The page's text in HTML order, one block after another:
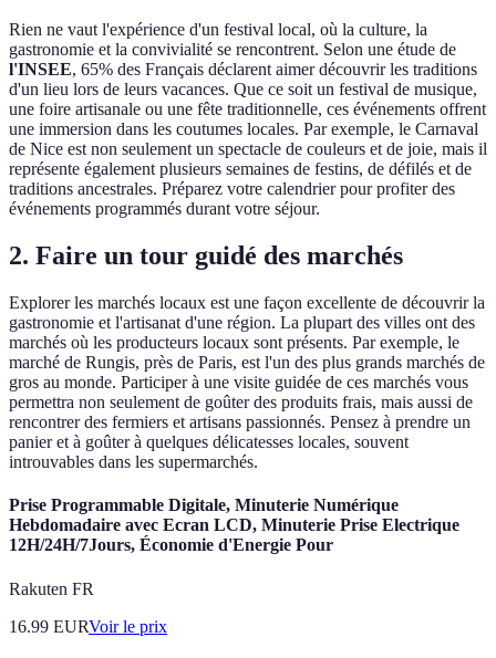
Rien ne vaut l'expérience d'un festival local, où la culture, la
gastronomie et la convivialité se rencontrent. Selon une étude de
l'INSEE, 65% des Français déclarent aimer découvrir les traditions
d'un lieu lors de leurs vacances. Que ce soit un festival de musique,
une foire artisanale ou une fête traditionnelle, ces événements offrent
une immersion dans les coutumes locales. Par exemple, le Carnaval
de Nice est non seulement un spectacle de couleurs et de joie, mais il
représente également plusieurs semaines de festins, de défilés et de
traditions ancestrales. Préparez votre calendrier pour profiter des
événements programmés durant votre séjour.
2. Faire un tour guidé des marchés
Explorer les marchés locaux est une façon excellente de découvrir la
gastronomie et l'artisanat d'une région. La plupart des villes ont des
marchés où les producteurs locaux sont présents. Par exemple, le
marché de Rungis, près de Paris, est l'un des plus grands marchés de
gros au monde. Participer à une visite guidée de ces marchés vous
permettra non seulement de goûter des produits frais, mais aussi de
rencontrer des fermiers et artisans passionnés. Pensez à prendre un
panier et à goûter à quelques délicatesses locales, souvent
introuvables dans les supermarchés.
Prise Programmable Digitale, Minuterie Numérique
Hebdomadaire avec Ecran LCD, Minuterie Prise Electrique
12H/24H/7Jours, Économie d'Energie Pour
Rakuten FR
16.99 EURVoir le prix